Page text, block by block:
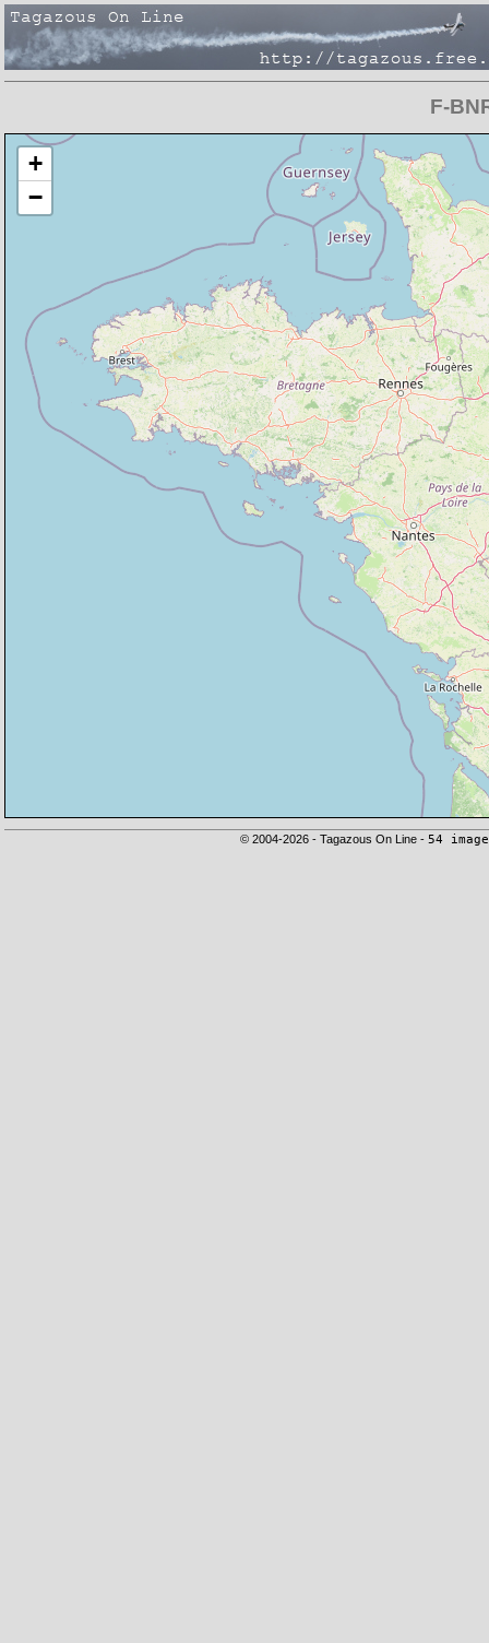
F-
Chargement de la carte en cours
+
−
© 2004-2026 - Tagazous On Line - 54